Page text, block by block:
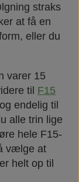
straks
at få en
eller du
varer 15
til F15
endelig til
alle trin lige
hele F15-
vælge at
helt op til